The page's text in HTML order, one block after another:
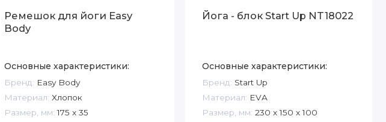
Ремешок для йоги Easy
Body
Основные характеристики:
Бренд: Easy Body
Материал: Хлопок
Размер, мм: 175 х 35
Йога - блок Start Up NT18022
Основные характеристики:
Бренд: Start Up
Материал: EVA
Размер, мм: 230 х 150 х 100